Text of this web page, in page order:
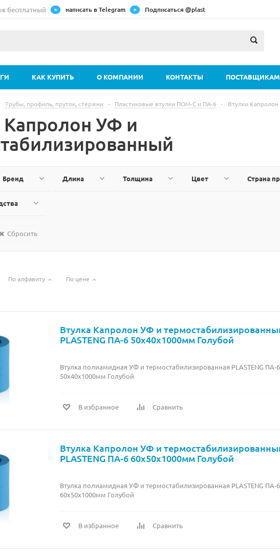
бесплатный написать в Telegram Подписаться @plast
КАК КУПИТЬ О КОМПАНИИ КОНТАКТЫ ПОСТАВЩИКАМ
Трубы, профиль, пруток, стержни - Пластиковые втулки ПОМ-С и ПА-6 - Втулки
Капролон УФ и
Бренд Длина Толщина Цвет Страна
Сбросить
По алфавиту По цене
Втулка Капролон УФ и
PLASTENG ПА-6 50х40х1000мм Голубой
Втулка полиамидная УФ и термостабилизированная PLASTENG ПА-6
50х40х1000мм Голубой
В избранное Сравнить
Втулка Капролон УФ и
PLASTENG ПА-6 60х50х1000мм Голубой
Втулка полиамидная УФ и термостабилизированная PLASTENG ПА-6
60х50х1000мм Голубой
В избранное Сравнить